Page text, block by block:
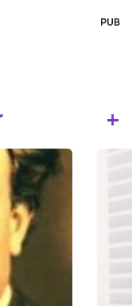
PUB
+